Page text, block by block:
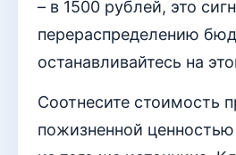
– в 1500 рублей, это
перераспределению
останавливайтесь на
Соотнесите стоимость
пожизненной ценностью